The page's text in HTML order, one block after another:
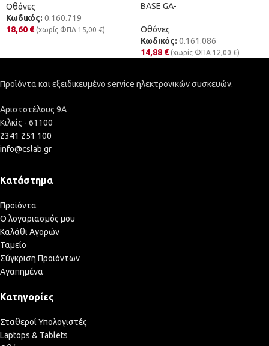
Οθόνες
Κωδικός: 0.160.719
18,60 € (χωρίς ΦΠΑ 15,00 €)
BASE GA-
Οθόνες
Κωδικός: 0.161.086
14,88 € (χωρίς ΦΠΑ 12,00 €)
Προϊόντα και εξειδικευμένο service ηλεκτρονικών συσκευών.
Αριστοτέλους 9Α
Κιλκίς - 61100
2341 251 100
info@cslab.gr
Κατάστημα
Προϊόντα
Ο λογαριασμός μου
Καλάθι Αγορών
Ταμείο
Σύγκριση Προϊόντων
Αγαπημένα
Κατηγορίες
Σταθεροί Υπολογιστές
Laptops & Tablets